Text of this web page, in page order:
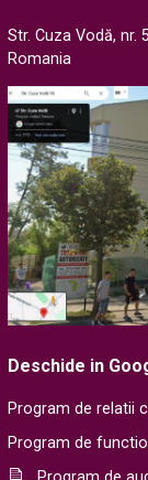
Str. Cuza Vodă, nr.
Romania
Deschide in
Program de relatii
Program de